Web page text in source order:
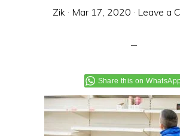
Zik· Mar 17, 2020 · Leave a
Share this on